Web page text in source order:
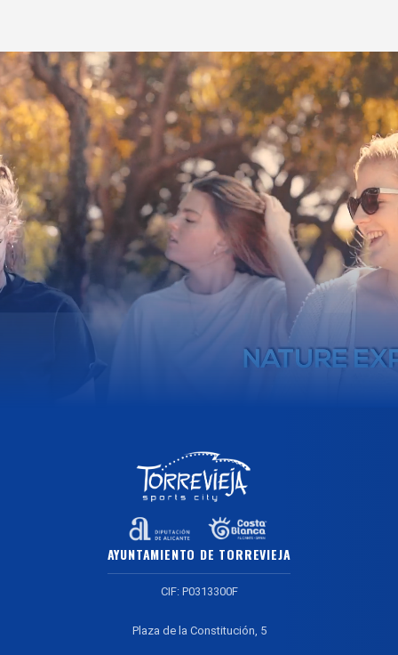
AYUNTAMIENTO DE TORREVIEJA
CIF: P0313300F
Plaza de la Constitución, 5